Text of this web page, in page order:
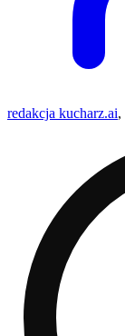
redakcja kucharz.ai,